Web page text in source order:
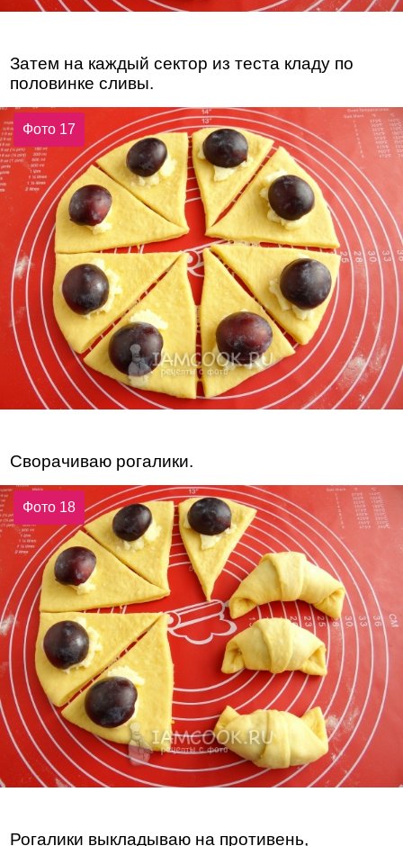
Затем на каждый сектор из теста кладу по
половинке сливы.
Фото 17
Сворачиваю рогалики.
Фото 18
Рогалики выкладываю на противень,